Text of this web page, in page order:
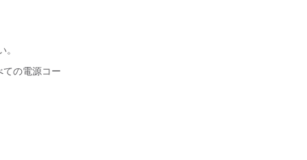
の電源コー